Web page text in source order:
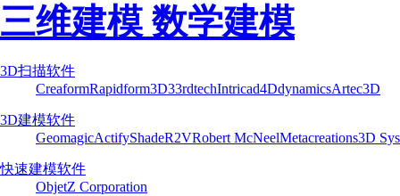
三维建模 数学建模
3D扫描软件
CreaformRapidform3D33rdtechIntricad4DdynamicsArtec3D
3D建模软件
GeomagicActifyShadeR2VRobert McNeelMetacreations3D
快速建模软件
ObjetZ Corporation